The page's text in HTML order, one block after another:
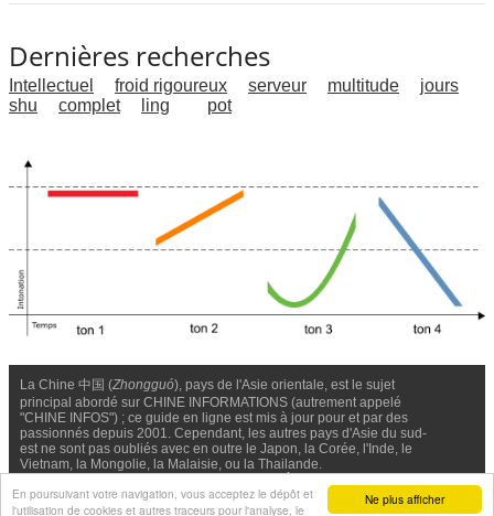
Ne plus afficher
En poursuivant votre navigation, vous acceptez le dépôt et
l'utilisation de cookies et autres traceurs pour l'analyse, le
Dernières recherches
Intellectuel froid rigoureux serveur multitude
jours
shu
complet ling pot
La Chine 中国 (Zhongguó), pays de l'Asie orientale, est le sujet
principal abordé sur CHINE INFORMATIONS (autrement appelé
"CHINE INFOS") ; ce guide en ligne est mis à jour pour et par des
passionnés depuis 2001. Cependant, les autres pays d'Asie du sud-
est ne sont pas oubliés avec en outre le Japon, la Corée, l'Inde, le
Vietnam, la Mongolie, la Malaisie, ou la Thailande.
Nous contacter-Facebook-Confidentialité & Cookies